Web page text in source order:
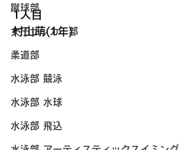
蹴球部
女子サッカー部
柔道部
水泳部 競泳
水泳部 水球
水泳部 飛込
1人目
村山萌(1年)